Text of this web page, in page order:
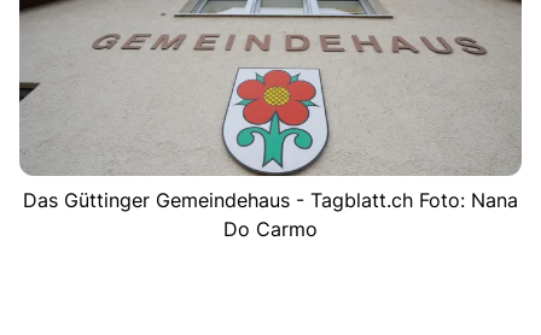
Das Güttinger Gemeindehaus - Tagblatt.ch Foto: Nana
Do Carmo